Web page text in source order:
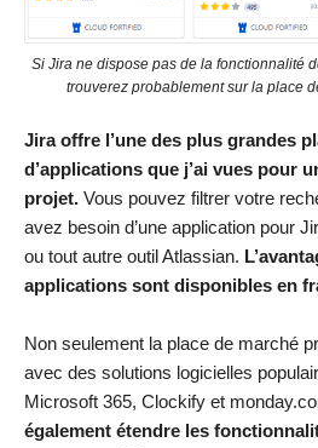
Si Jira ne dispose pas de la fonctionnalité
trouverez probablement sur la place
Jira offre l’une des plus grandes
d’applications que j’ai vues pour
projet. Vous pouvez filtrer votre
avez besoin d’une application pour
ou tout autre outil Atlassian.
applications sont disponibles en
Non seulement la place de marché
avec des solutions logicielles
Microsoft 365, Clockify et
également étendre les